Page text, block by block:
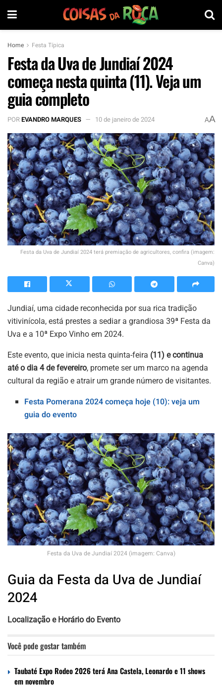
Home Festa Típica
Festa da Uva de Jundiaí 2024
começa nesta quinta (11). Veja um
guia completo
POREVANDRO MARQUES 10 de janeiro de 2024 AA
Festa da Uva de Jundiaí 2024 terá premiação de agricultores, confira (imagem:
Canva)
Jundiaí, uma cidade reconhecida por sua rica tradição
vitivinícola, está prestes a sediar a grandiosa 39ª Festa da
Uva e a 10ª Expo Vinho em 2024.
Este evento, que inicia nesta quinta-feira (11) e continua
até o dia 4 de fevereiro, promete ser um marco na agenda
cultural da região e atrair um grande número de visitantes.
Festa Pomerana 2024 começa hoje (10): veja um
guia do evento
Festa da Uva de Jundiaí 2024 (imagem: Canva)
Guia da Festa da Uva de Jundiaí
2024
Localização e Horário do Evento
Você pode gostar também
Taubaté Expo Rodeo 2026 terá Ana Castela, Leonardo e 11 shows
em novembro